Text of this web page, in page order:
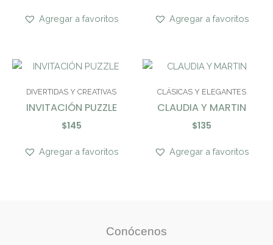
Agregar a favoritos Agregar a favoritos
DIVERTIDAS Y CREATIVAS
INVITACIÓN PUZZLE
$145
Agregar a favoritos
CLÁSICAS Y ELEGANTES
CLAUDIA Y MARTIN
$135
Agregar a favoritos
Conócenos